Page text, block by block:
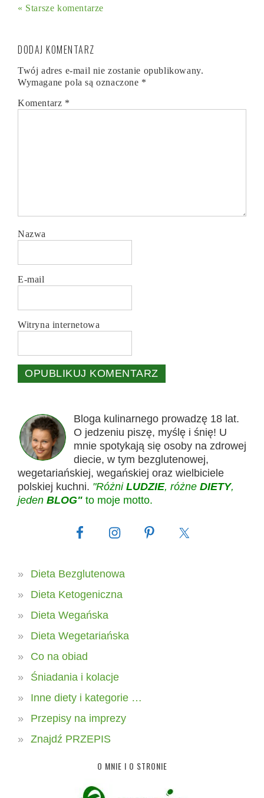
« Starsze komentarze
DODAJ KOMENTARZ
Twój adres e-mail nie zostanie opublikowany.
Wymagane pola są oznaczone *
Komentarz *
Nazwa
E-mail
Witryna internetowa
Bloga kulinarnego prowadzę 18 lat.
O jedzeniu piszę, myślę i śnię! U
mnie spotykają się osoby na zdrowej
diecie, w tym bezglutenowej,
wegetariańskiej, wegańskiej oraz wielbiciele
polskiej kuchni. "Różni LUDZIE, różne DIETY,
jeden BLOG" to moje motto.
Dieta Bezglutenowa
Dieta Ketogeniczna
Dieta Wegańska
Dieta Wegetariańska
Co na obiad
Śniadania i kolacje
Inne diety i kategorie …
Przepisy na imprezy
Znajdź PRZEPIS
O MNIE I O STRONIE